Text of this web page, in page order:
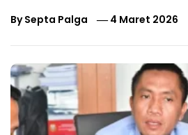
BySepta Palga 4 Maret 2026